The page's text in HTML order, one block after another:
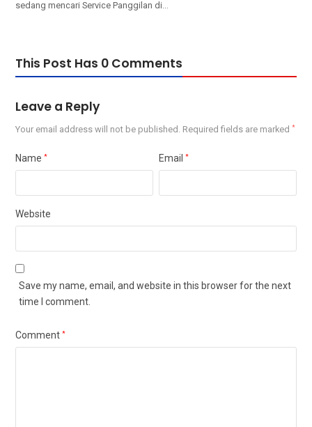
ѕеdаng mencari Service Panggilan dі…
This Post Has 0 Comments
Leave a Reply
Your email address will not be published. Required fields are marked*
Name* Email*
Website
Save my name, email, and website in this browser for the next
time I comment.
Comment*